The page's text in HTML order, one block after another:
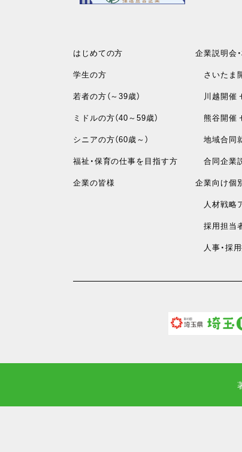
はじめての方
学生の方
若者の方（～39歳）
ミドルの方（40～59歳）
シニアの方（60歳～）
福祉・保育の仕事を目指す方
企業の皆様
企業説明会
さいたま
川越開催
熊谷開催
地域合同
合同企業
企業向け個
人材戦略
採用担当
人事・採